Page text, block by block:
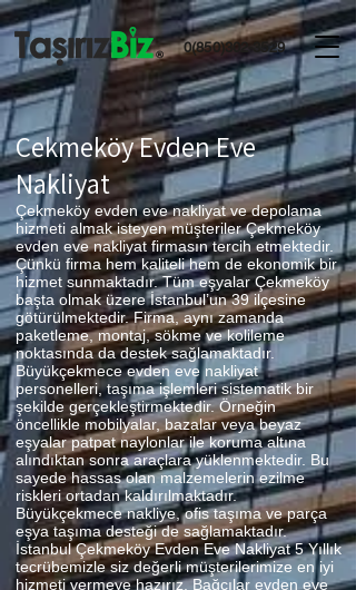
0(850)302-3529
Çekmeköy Evden Eve
Nakliyat
Çekmeköy evden eve nakliyat ve depolama
hizmeti almak isteyen müşteriler Çekmeköy
evden eve nakliyat firmasın tercih etmektedir.
Çünkü firma hem kaliteli hem de ekonomik bir
hizmet sunmaktadır. Tüm eşyalar Çekmeköy
başta olmak üzere İstanbul’un 39 ilçesine
götürülmektedir. Firma, aynı zamanda
paketleme, montaj, sökme ve kolileme
noktasında da destek sağlamaktadır.
Büyükçekmece evden eve nakliyat
personelleri, taşıma işlemleri sistematik bir
şekilde gerçekleştirmektedir. Örneğin
öncellikle mobilyalar, bazalar veya beyaz
eşyalar patpat naylonlar ile koruma altına
alındıktan sonra araçlara yüklenmektedir. Bu
sayede hassas olan malzemelerin ezilme
riskleri ortadan kaldırılmaktadır.
Büyükçekmece nakliye, ofis taşıma ve parça
eşya taşıma desteği de sağlamaktadır.
İstanbul Çekmeköy Evden Eve Nakliyat 5 Yıllık
tecrübemizle siz değerli müşterilerimize en iyi
hizmeti vermeye hazırız. Bağcılar evden eve